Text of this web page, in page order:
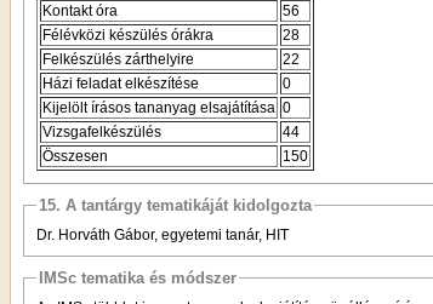
Kontakt óra
56
Félévközi készülés órákra
28
Felkészülés zárthelyire
22
Házi feladat elkészítése
0
Kijelölt írásos tananyag elsajátítása 0
Vizsgafelkészülés
44
Összesen
150
15. A tantárgy tematikáját kidolgozta
Dr. Horváth Gábor, egyetemi tanár, HIT
IMSc tematika és módszer